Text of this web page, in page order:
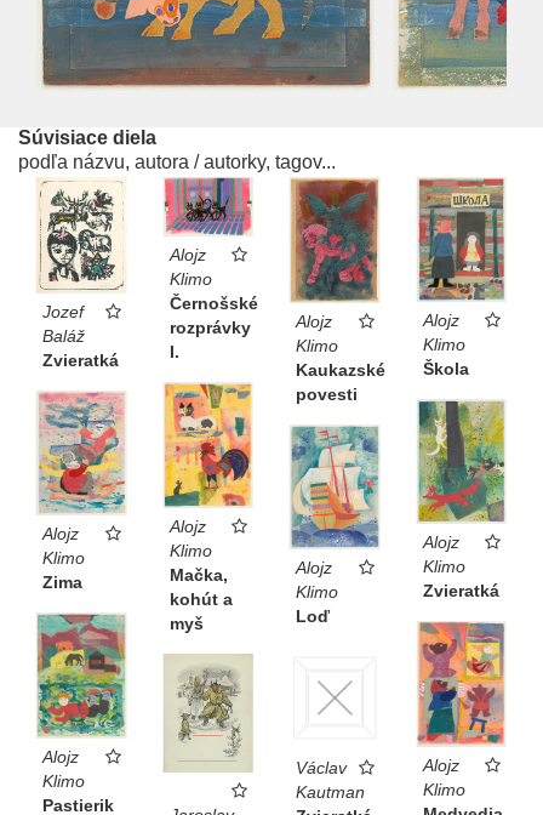
Súvisiace diela
podľa názvu, autora / autorky, tagov...
Jozef
Baláž
Zvieratká
Alojz
Klimo
Černošské
rozprávky
I.
Alojz
Klimo
Kaukazské
povesti
Alojz
Klimo
Škola
Alojz
Klimo
Mačka,
kohút a
myš
Alojz
Klimo
Zima
Alojz
Klimo
Zvieratká
Alojz
Klimo
Loď
Alojz
Klimo
Pastierik
Alojz
Klimo
Václav
Kautman